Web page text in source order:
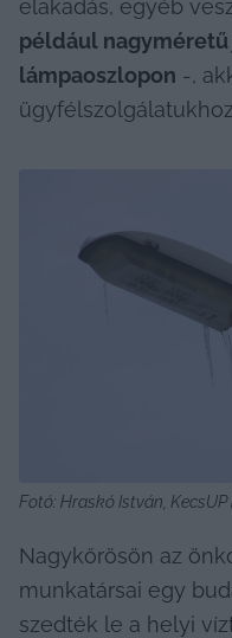
például
lámpaoszlopon -,
Fotó: Hraskó István, KecsUP
Nagykőrösön az
munkatársai egy
szedték le a helyi